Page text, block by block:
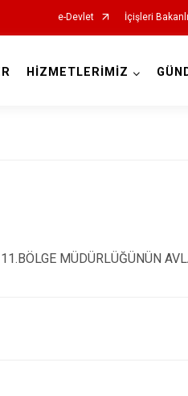
e-Devlet İçişleri
HİZMETLERİMİZ
MÜDÜRLÜĞÜNÜN